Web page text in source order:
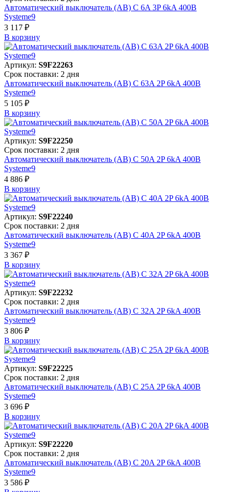
Автоматический выключатель (АВ) C 6A 3P 6kA 400В
Systeme9
3 117 ₽
В корзинy
Артикул: S9F22263
Срок поставки: 2 дня
Автоматический выключатель (АВ) C 63A 2P 6kA 400В
Systeme9
5 105 ₽
В корзинy
Артикул: S9F22250
Срок поставки: 2 дня
Автоматический выключатель (АВ) C 50A 2P 6kA 400В
Systeme9
4 886 ₽
В корзинy
Артикул: S9F22240
Срок поставки: 2 дня
Автоматический выключатель (АВ) C 40A 2P 6kA 400В
Systeme9
3 367 ₽
В корзинy
Артикул: S9F22232
Срок поставки: 2 дня
Автоматический выключатель (АВ) C 32A 2P 6kA 400В
Systeme9
3 806 ₽
В корзинy
Артикул: S9F22225
Срок поставки: 2 дня
Автоматический выключатель (АВ) C 25A 2P 6kA 400В
Systeme9
3 696 ₽
В корзинy
Артикул: S9F22220
Срок поставки: 2 дня
Автоматический выключатель (АВ) C 20A 2P 6kA 400В
Systeme9
3 586 ₽